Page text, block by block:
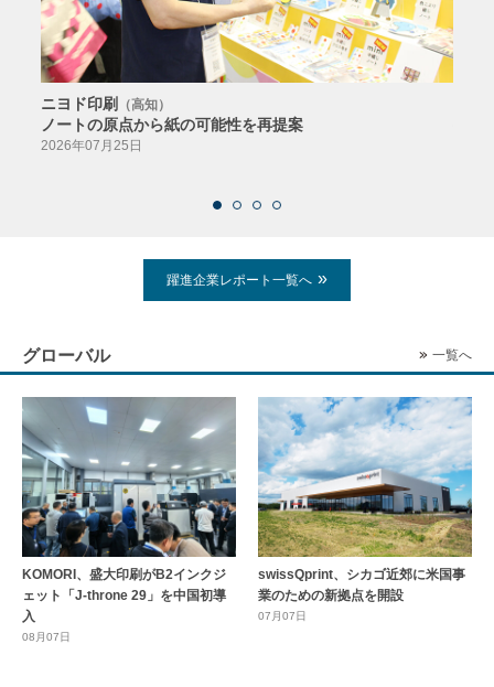
ニヨド印刷 （高知）
ノートの原点から紙の可能性を再提案
2026年07月25日
躍進企業レポート一覧へ
グローバル 一覧へ
KOMORI、盛大印刷がB2インクジ
ェット「J-throne 29」を中国初導
入
08月07日
swissQprint、シカゴ近郊に⽶国事
業のための新拠点を開設
07月07日